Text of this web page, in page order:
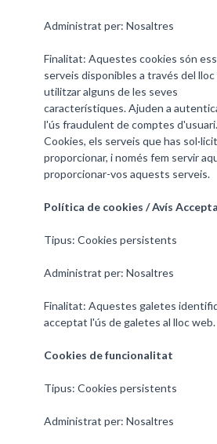
Administrat per: Nosaltres
Finalitat: Aquestes cookies són
serveis disponibles a través del
utilitzar alguns de les seves
característiques. Ajuden a
l'ús fraudulent de comptes
Cookies, els serveis que has
proporcionar, i només fem servir
proporcionar-vos aquests serveis.
Política de cookies / Avís
Tipus: Cookies persistents
Administrat per: Nosaltres
Finalitat: Aquestes galetes
acceptat l'ús de galetes al lloc web.
Cookies de funcionalitat
Tipus: Cookies persistents
Administrat per: Nosaltres